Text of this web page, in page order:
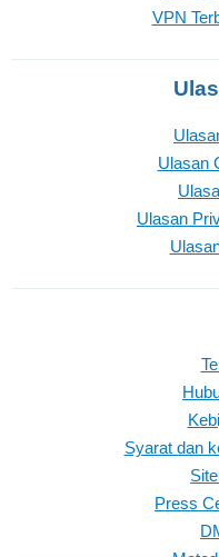
VPN
Ulasan
Ulasan
Syarat dan
Press